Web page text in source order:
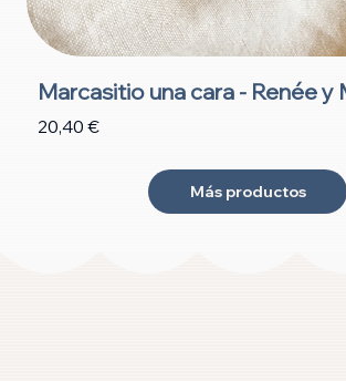
Marcasitio una cara - Renée y
Precio
20,40 €
Más productos